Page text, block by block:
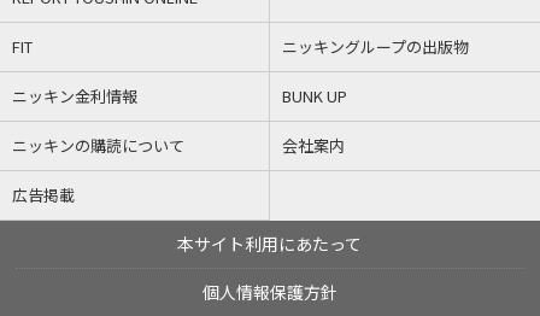
FIT ニッキングループの出版物
ニッキン金利情報 BUNK UP
ニッキンの購読について 会社案内
広告掲載
本サイト利用にあたって
個人情報保護方針